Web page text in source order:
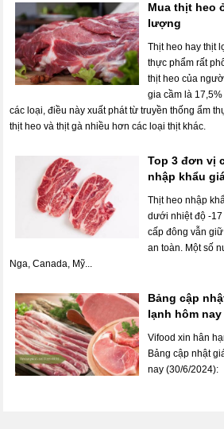
Mua thịt heo
lượng
Thịt heo hay thịt
thực phẩm rất
thịt heo của
gia cầm là
các loại, điều này xuất phát từ truyền thống ẩm
thịt heo và thịt gà nhiều hơn các loại thịt khác.
Top 3 đơn vị
nhập khẩu
Thịt heo nhập
dưới nhiệt độ -
cấp đông vẫn
an toàn. Một số
Nga, Canada, Mỹ...
Bảng cập
lạnh hôm nay
Vifood xin hân
Bảng cập nhật
nay (30/6/2024):